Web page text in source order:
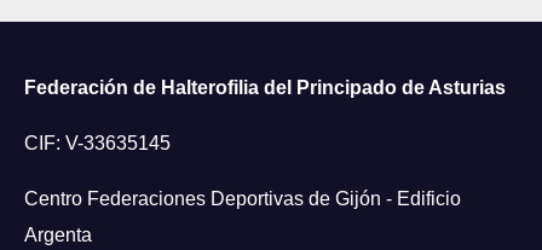
Federación de Halterofilia del Principado de Asturias
CIF: V-33635145
Centro Federaciones Deportivas de Gijón - Edificio
Argenta